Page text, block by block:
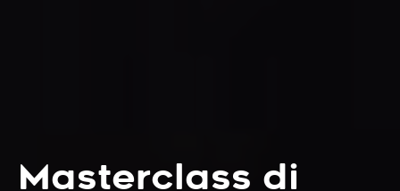
Masterclass di